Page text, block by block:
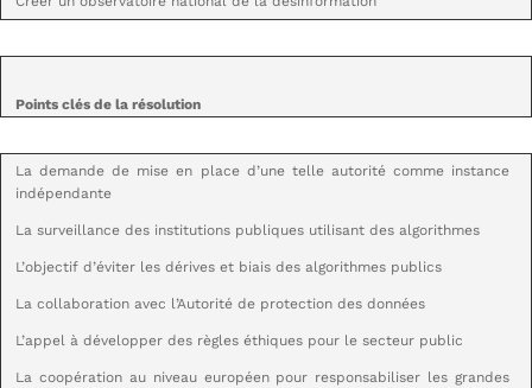
Points clés de la résolution
La demande de mise en place d’une telle autorité comme instance
indépendante
La surveillance des institutions publiques utilisant des algorithmes
L’objectif d’éviter les dérives et biais des algorithmes publics
La collaboration avec l’Autorité de protection des données
L’appel à développer des règles éthiques pour le secteur public
La coopération au niveau européen pour responsabiliser les grandes